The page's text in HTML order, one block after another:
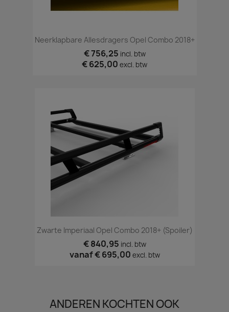
Neerklapbare Allesdragers Opel Combo 2018+
€ 756,25 incl. btw
€ 625,00 excl. btw
Zwarte Imperiaal Opel Combo 2018+ (spoiler)
€ 840,95 incl. btw
vanaf€ 695,00 excl. btw
ANDEREN KOCHTEN OOK